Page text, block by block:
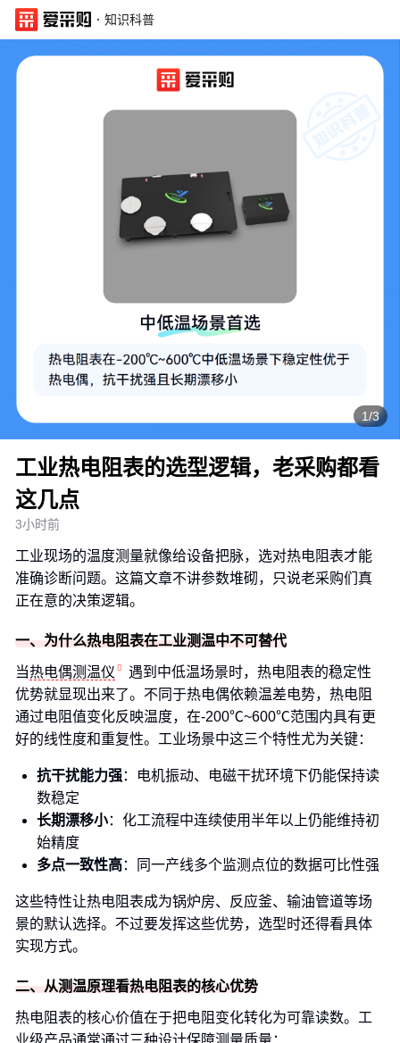
· 知识科普
1/3
工业热电阻表的选型逻辑，老采购都看
这几点
3小时前
工业现场的温度测量就像给设备把脉，选对热电阻表才能
准确诊断问题。这篇文章不讲参数堆砌，只说老采购们真
正在意的决策逻辑。
一、为什么热电阻表在工业测温中不可替代
当热电偶测温仪
遇到中低温场景时，热电阻表的稳定性
优势就显现出来了。不同于热电偶依赖温差电势，热电阻
通过电阻值变化反映温度，在-200℃~600℃范围内具有更
好的线性度和重复性。工业场景中这三个特性尤为关键：
抗干扰能力强：电机振动、电磁干扰环境下仍能保持读
数稳定
长期漂移小：化工流程中连续使用半年以上仍能维持初
始精度
多点一致性高：同一产线多个监测点位的数据可比性强
这些特性让热电阻表成为锅炉房、反应釜、输油管道等场
景的默认选择。不过要发挥这些优势，选型时还得看具体
实现方式。
二、从测温原理看热电阻表的核心优势
热电阻表的核心价值在于把电阻变化转化为可靠读数。工
业级产品通常通过三种设计保障测量质量：